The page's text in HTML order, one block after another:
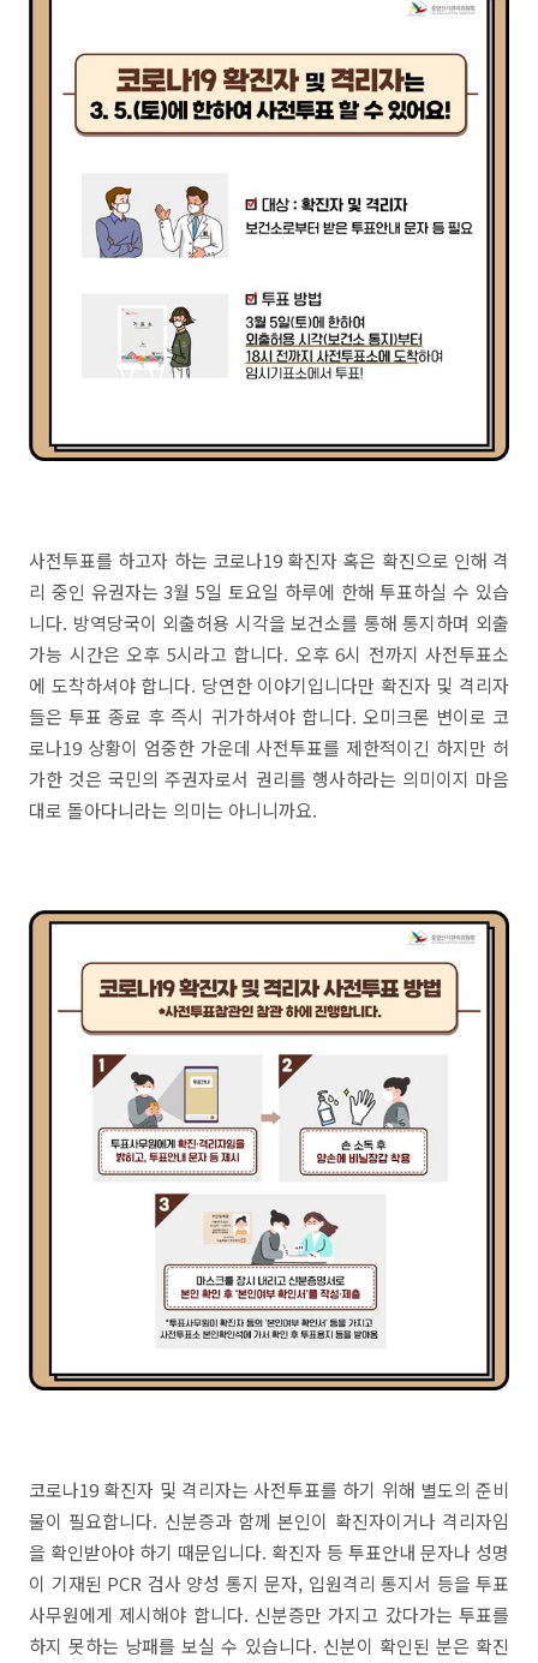
사전투표를 하고자 하는 코로나19 확진자 혹은 확진으로 인해 격
리 중인 유권자는 3월 5일 토요일 하루에 한해 투표하실 수 있습
니다. 방역당국이 외출허용 시각을 보건소를 통해 통지하며 외출
가능 시간은 오후 5시라고 합니다. 오후 6시 전까지 사전투표소
에 도착하셔야 합니다. 당연한 이야기입니다만 확진자 및 격리자
들은 투표 종료 후 즉시 귀가하셔야 합니다. 오미크론 변이로 코
로나19 상황이 엄중한 가운데 사전투표를 제한적이긴 하지만 허
가한 것은 국민의 주권자로서 권리를 행사하라는 의미이지 마음
대로 돌아다니라는 의미는 아니니까요.
코로나19 확진자 및 격리자는 사전투표를 하기 위해 별도의 준비
물이 필요합니다. 신분증과 함께 본인이 확진자이거나 격리자임
을 확인받아야 하기 때문입니다. 확진자 등 투표안내 문자나 성명
이 기재된 PCR 검사 양성 통지 문자, 입원격리 통지서 등을 투표
사무원에게 제시해야 합니다. 신분증만 가지고 갔다가는 투표를
하지 못하는 낭패를 보실 수 있습니다. 신분이 확인된 분은 확진